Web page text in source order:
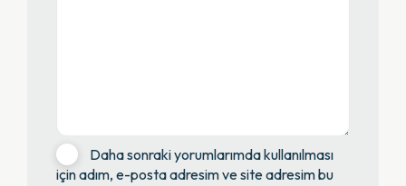
Daha sonraki yorumlarımda kullanılması
için adım, e-posta adresim ve site adresim bu